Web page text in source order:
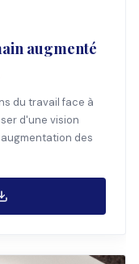
augmenté
du travail face à
d'une vision
des